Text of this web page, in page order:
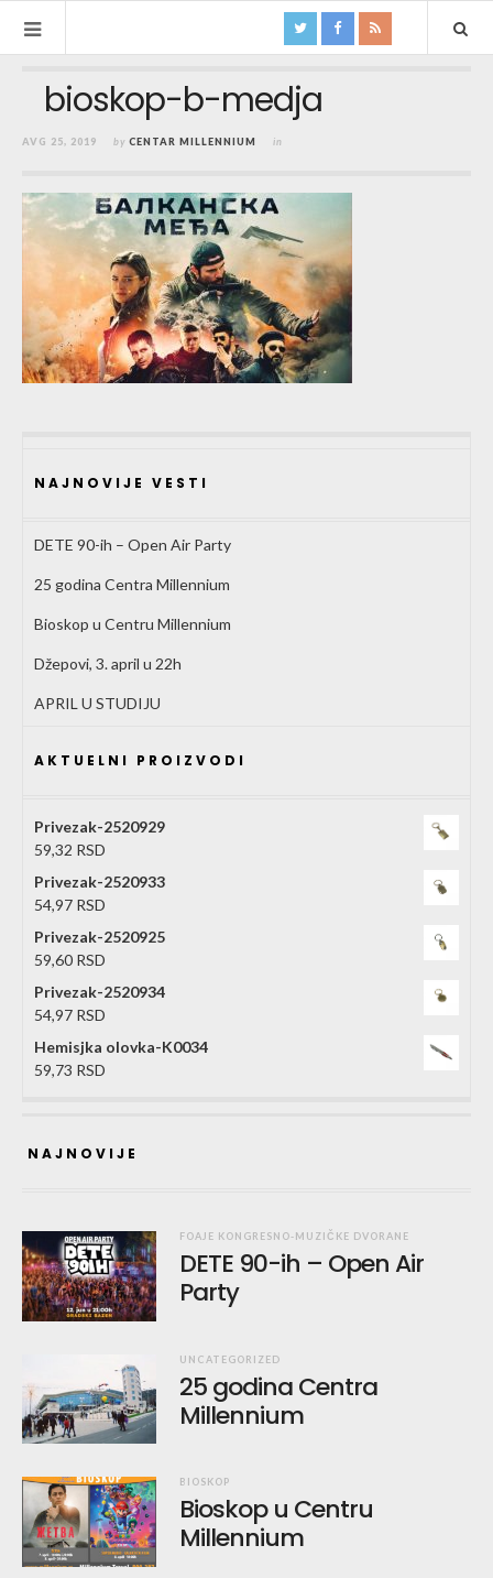
bioskop-b-medja
AVG 25, 2019 by CENTAR MILLENNIUM in
NAJNOVIJE VESTI
DETE 90-ih – Open Air Party
25 godina Centra Millennium
Bioskop u Centru Millennium
Džepovi, 3. april u 22h
APRIL U STUDIJU
AKTUELNI PROIZVODI
Privezak-2520929
59,32 RSD
Privezak-2520933
54,97 RSD
Privezak-2520925
59,60 RSD
Privezak-2520934
54,97 RSD
Hemisjka olovka-K0034
59,73 RSD
NAJNOVIJE
FOAJE KONGRESNO-MUZIČKE DVORANE
DETE 90-ih – Open Air
Party
UNCATEGORIZED
25 godina Centra
Millennium
BIOSKOP
Bioskop u Centru
Millennium